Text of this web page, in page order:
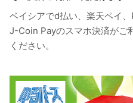
ベイシアでd払い、楽天ペイ、
J-Coin Payのスマホ決済がご
ください。